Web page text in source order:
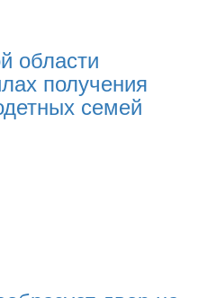
области
получения
семей